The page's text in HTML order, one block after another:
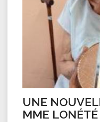
UNE
MME